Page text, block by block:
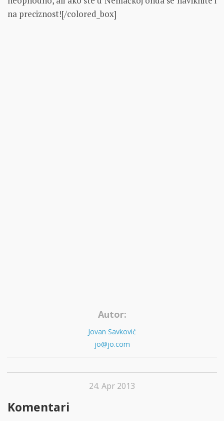
na preciznost![/colored_box]
Autor:
Jovan Savković
jo@jo.com
24. Apr 2013
Komentari